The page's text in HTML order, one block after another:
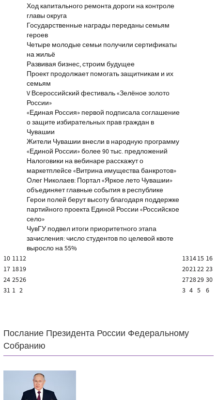
Ход капитального ремонта дороги на контроле
главы округа
Государственные награды переданы семьям
героев
Четыре молодые семьи получили сертификаты
на жильё
Развивая бизнес, строим будущее
Проект продолжает помогать защитникам и их
семьям
V Всероссийский фестиваль «Зелёное золото
России»
«Единая Россия» первой подписала соглашение
о защите избирательных прав граждан в
Чувашии
Жители Чувашии внесли в народную программу
«Единой России» более 90 тыс. предложений
Налоговики на вебинаре расскажут о
маркетплейсе «Витрина имущества банкротов»
Олег Николаев: Портал «Яркое лето Чувашии»
объединяет главные события в республике
Герои полей берут высоту благодаря поддержке
партийного проекта Единой России «Российское
село»
ЧувГУ подвел итоги приоритетного этапа
зачисления: число студентов по целевой квоте
выросло на 55%
10 1112 131415 16
17 1819 202122 23
24 2526 272829 30
31 1 2 3 4 5 6
Послание Президента России Федеральному
Собранию